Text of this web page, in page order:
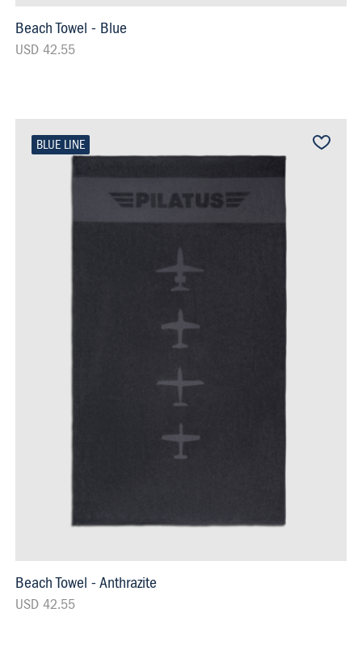
Beach Towel - Blue
USD 42.55
BLUE LINE
Beach Towel - Anthrazite
USD 42.55